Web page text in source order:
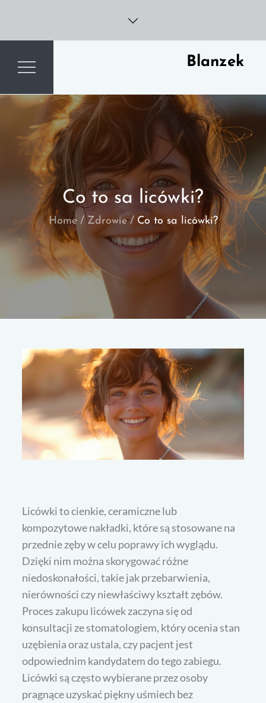
content
Blanzek
Co to sa licówki?
Home Zdrowie Co to sa licówki?
Licówki to cienkie, ceramiczne lub
kompozytowe nakładki, które są stosowane na
przednie zęby w celu poprawy ich wyglądu.
Dzięki nim można skorygować różne
niedoskonałości, takie jak przebarwienia,
nierówności czy niewłaściwy kształt zębów.
Proces zakupu licówek zaczyna się od
konsultacji ze stomatologiem, który ocenia stan
uzębienia oraz ustala, czy pacjent jest
odpowiednim kandydatem do tego zabiegu.
Licówki są często wybierane przez osoby
pragnące uzyskać piękny uśmiech bez